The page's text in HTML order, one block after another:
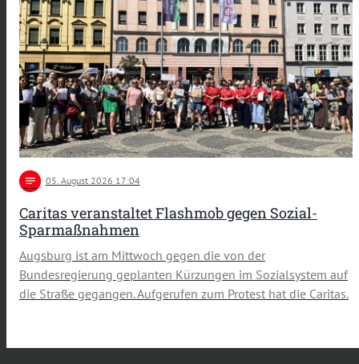
notes 05. August 2026 17:04
Caritas veranstaltet Flashmob gegen Sozial-
Sparmaßnahmen
Augsburg ist am Mittwoch gegen die von der
Bundesregierung geplanten Kürzungen im Sozialsystem auf
die Straße gegangen. Aufgerufen zum Protest hat die Caritas.